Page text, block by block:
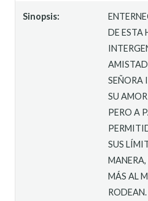
Sinopsis:
DE ESTA
AMISTAD
SEÑORA
SU
PERO A
SUS
MÁS AL